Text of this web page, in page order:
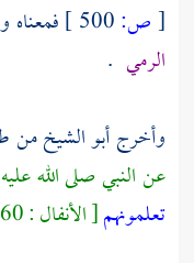
[ص: فمعناه
الرمي .
وأخرجأبو الشيخمن
عن النبي صلى الله
تعلمونهم[ الأنفال : 60 ] . قال : هم الجن